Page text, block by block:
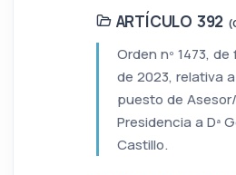
ARTÍCULO 392
Orden nº 1473,
de 2023, relativa
puesto de
Presidencia a Dª
Castillo.